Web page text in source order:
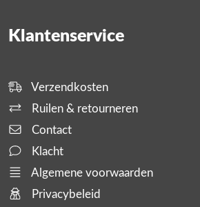
Klantenservice
Verzendkosten
Ruilen & retourneren
Contact
Klacht
Algemene voorwaarden
Privacybeleid